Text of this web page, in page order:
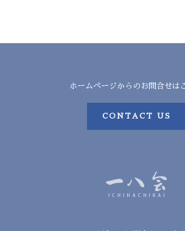
ホームページからのお問合せは
CONTACT US